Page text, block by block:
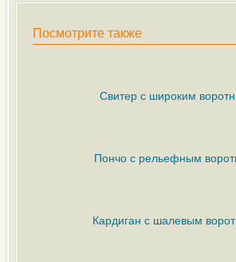
Посмотрите также
Свитер с широким
Пончо с рельефным
Кардиган с шалевым